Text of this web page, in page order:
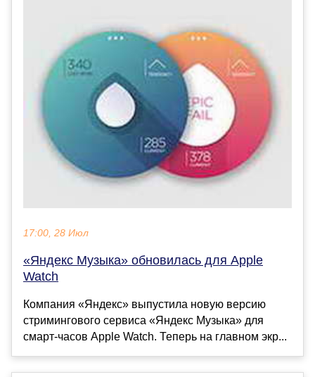
17:00, 28 Июл
«Яндекс Музыка» обновилась для Apple
Watch
Компания «Яндекс» выпустила новую версию
стримингового сервиса «Яндекс Музыка» для
смарт-часов Apple Watch. Теперь на главном экр...